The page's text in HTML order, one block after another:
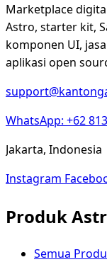
Marketplace
Astro, starter kit,
komponen UI,
aplikasi open
WhatsApp: +62
Jakarta, Indonesia
Instagram
Produk
Semua